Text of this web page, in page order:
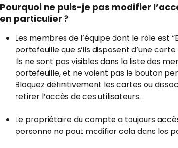
Pourquoi ne puis-je pas modifier
en particulier ?
Les membres de l’équipe dont le rôle est
portefeuille que s’ils disposent d’une
Ils ne sont pas visibles dans la liste des
portefeuille, et ne voient pas le bouton
Bloquez définitivement les cartes ou
retirer l’accès de ces utilisateurs.
Le propriétaire du compte a toujours
personne ne peut modifier cela dans les